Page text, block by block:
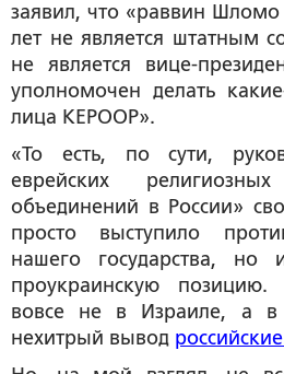
заявил, что «раввин
лет не является штатным
не является вице-
уполномочен делать
лица КЕРООР».
«То есть, по сути,
еврейских
объединений в России»
просто выступило
нашего государства, но
проукраинскую
вовсе не в Израиле, а в
нехитрый вывод